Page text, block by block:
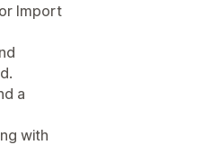
Import
a
with